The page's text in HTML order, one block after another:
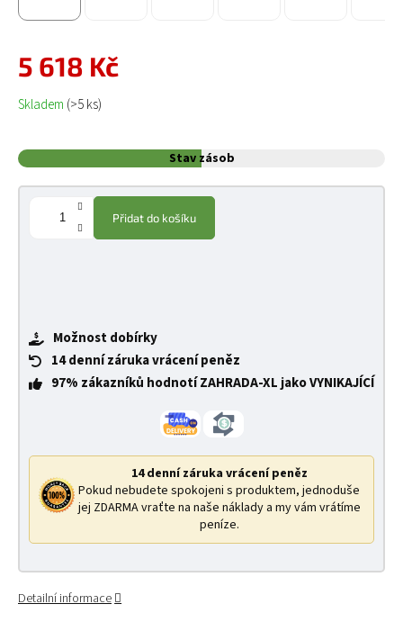
5 618 Kč
Měrná cena:
Skladem (>5 ks)
Stav zásob
Přidat do košíku
Možnost dobírky
14 denní záruka vrácení peněz
97% zákazníků hodnotí ZAHRADA-XL jako VYNIKAJÍCÍ
14 denní záruka vrácení peněz
Pokud nebudete spokojeni s produktem, jednoduše
jej ZDARMA vraťte na naše náklady a my vám vrátíme
peníze.
Detailní informace